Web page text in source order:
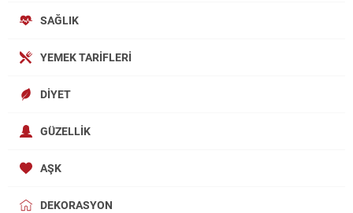
SAĞLIK
YEMEK TARIFLERI
DIYET
GÜZELLIK
AŞK
DEKORASYON